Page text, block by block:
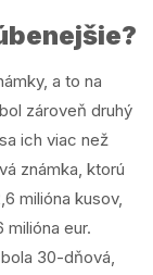
a to na
zároveň druhý
ich viac než
známka, ktorú
milióna kusov,
milióna eur.
30-dňová,